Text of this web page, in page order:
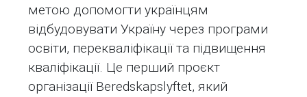
метою допомогти українцям
відбудовувати Україну через програми
освіти, перекваліфікації та підвищення
кваліфікації. Це перший проєкт
організації Beredskapslyftet, який